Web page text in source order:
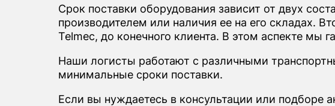
Срок поставки оборудования зависит от двух
производителем или наличия ее на его складах.
Telmec, до конечного клиента. В этом аспекте мы
Наши логисты работают с различными
минимальные сроки поставки.
Если вы нуждаетесь в консультации или подборе